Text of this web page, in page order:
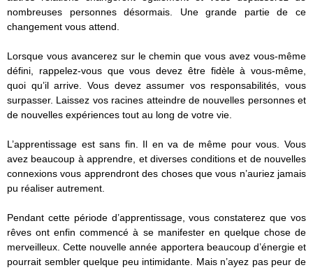
nombreuses personnes désormais. Une grande partie de ce
changement vous attend.
Lorsque vous avancerez sur le chemin que vous avez vous-même
défini, rappelez-vous que vous devez être fidèle à vous-même,
quoi qu’il arrive. Vous devez assumer vos responsabilités, vous
surpasser. Laissez vos racines atteindre de nouvelles personnes et
de nouvelles expériences tout au long de votre vie.
L’apprentissage est sans fin. Il en va de même pour vous. Vous
avez beaucoup à apprendre, et diverses conditions et de nouvelles
connexions vous apprendront des choses que vous n’auriez jamais
pu réaliser autrement.
Pendant cette période d’apprentissage, vous constaterez que vos
rêves ont enfin commencé à se manifester en quelque chose de
merveilleux. Cette nouvelle année apportera beaucoup d’énergie et
pourrait sembler quelque peu intimidante. Mais n’ayez pas peur de